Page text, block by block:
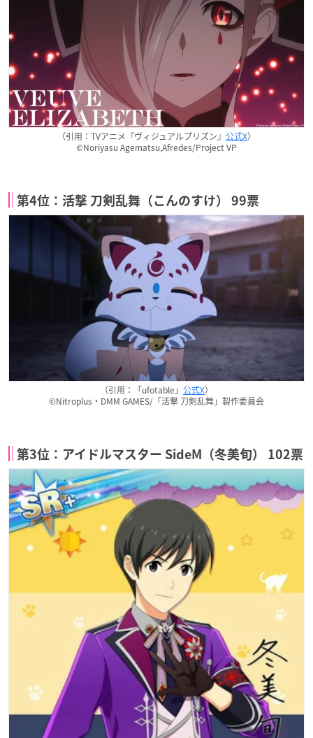
（引用：TVアニメ『ヴィジュアルプリズン』 公式X）
©Noriyasu Agematsu,Afredes/Project VP
第4位：活撃 刀剣乱舞（こんのすけ） 99票
（引用：「ufotable」 公式X）
©Nitroplus・DMM GAMES/「活撃 刀剣乱舞」製作委員会
第3位：アイドルマスター SideM（冬美旬） 102票